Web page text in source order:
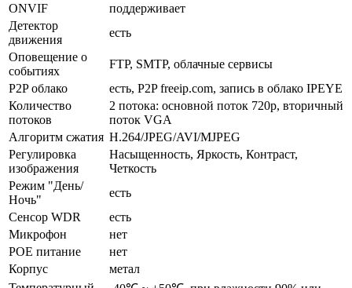
ONVIF
поддерживает
Детектор
движения
есть
Оповещение о
событиях
FTP, SMTP, облачные сервисы
P2P облако
есть, P2P freeip.com, запись в облако IPEYE
Количество
потоков
2 потока: основной поток 720p, вторичный
поток VGA
Алгоритм сжатия H.264/JPEG/AVI/MJPEG
Регулировка
изображения
Насыщенность, Яркость, Контраст,
Четкость
Режим "День/
Ночь"
есть
Сенсор WDR
есть
Микрофон
нет
POE питание
нет
Корпус
метал